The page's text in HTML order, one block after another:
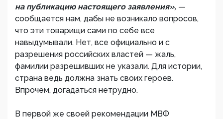
на публикацию настоящего заявления», —
сообщается нам, дабы не возникало вопросов,
что эти товарищи сами по себе все
навыдумывали. Нет, все официально и с
разрешения российских властей — жаль,
фамилии разрешивших не указали. Для истории,
страна ведь должна знать своих героев.
Впрочем, догадаться нетрудно.
В первой же своей рекомендации МВФ